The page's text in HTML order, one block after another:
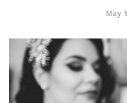
May